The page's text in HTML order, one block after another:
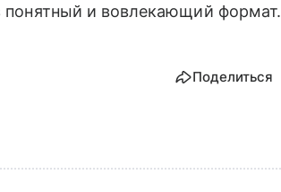
понятный и вовлекающий формат.
Поделиться